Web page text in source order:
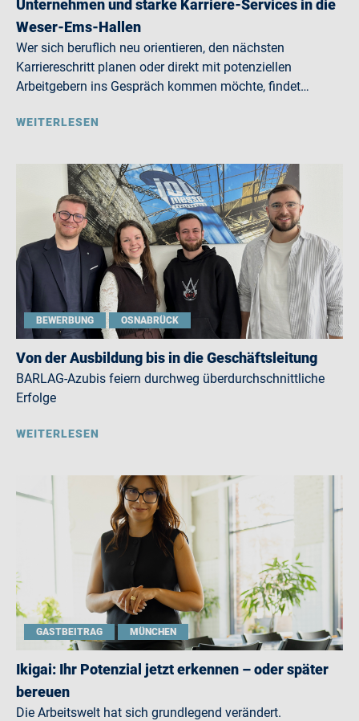
Unternehmen und starke Karriere-Services in die
Weser-Ems-Hallen
Wer sich beruflich neu orientieren, den nächsten
Karriereschritt planen oder direkt mit potenziellen
Arbeitgebern ins Gespräch kommen möchte, findet…
WEITERLESEN
BEWERBUNG OSNABRÜCK
Von der Ausbildung bis in die Geschäftsleitung
BARLAG-Azubis feiern durchweg überdurchschnittliche
Erfolge
WEITERLESEN
GASTBEITRAG MÜNCHEN
Ikigai: Ihr Potenzial jetzt erkennen – oder später
bereuen
Die Arbeitswelt hat sich grundlegend verändert.